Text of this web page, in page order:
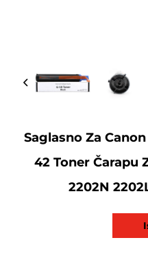
Saglasno Za Canon
42 Toner Čarapu
2202N